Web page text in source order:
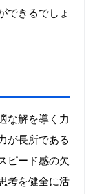
できるでしょ
な解を導く力
が長所である
ピード感の欠
考を健全に活